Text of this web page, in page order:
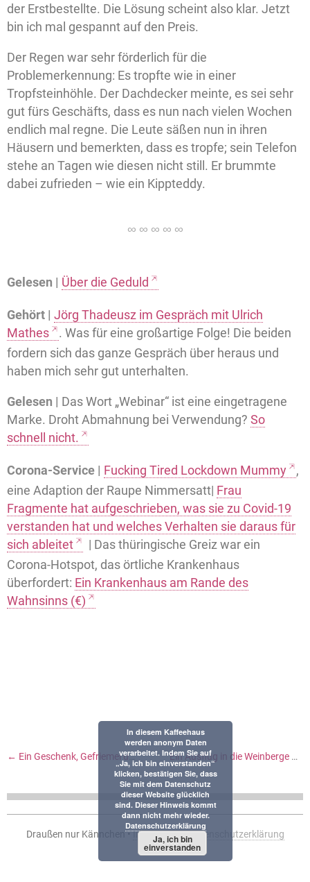
der Erstbestellte. Die Lösung scheint also klar. Jetzt
bin ich mal gespannt auf den Preis.
Der Regen war sehr förderlich für die
Problemerkennung: Es tropfte wie in einer
Tropfsteinhöhle. Der Dachdecker meinte, es sei sehr
gut fürs Geschäfts, dass es nun nach vielen Wochen
endlich mal regne. Die Leute säßen nun in ihren
Häusern und bemerkten, dass es tropfe; sein Telefon
stehe an Tagen wie diesen nicht still. Er brummte
dabei zufrieden – wie ein Kippteddy.
Gelesen | Über die Geduld
Gehört | Jörg Thadeusz im Gespräch mit Ulrich
Mathes
. Was für eine großartige Folge! Die beiden
fordern sich das ganze Gespräch über heraus und
haben mich sehr gut unterhalten.
Gelesen | Das Wort „Webinar“ ist eine eingetragene
Marke. Droht Abmahnung bei Verwendung? So
schnell nicht.
Corona-Service | Fucking Tired Lockdown Mummy
,
eine Adaption der Raupe Nimmersatt| Frau
Fragmente hat aufgeschrieben, was sie zu Covid-19
verstanden hat und welches Verhalten sie daraus für
sich ableitet
| Das thüringische Greiz war ein
Corona-Hotspot, das örtliche Krankenhaus
überfordert: Ein Krankenhaus am Rande des
Wahnsinns (€)
← Ein Geschenk, Gefriemel und Mental Load mit Patricia Ein Ausflug in die Weinberge und andere Bemerknisse
Draußen nur Kännchen •Impressum•Datenschutzerklärung
In diesem Kaffeehaus
werden anonym Daten
verarbeitet. Indem Sie auf
„Ja, ich bin einverstanden“
klicken, bestätigen Sie, dass
Sie mit dem Datenschutz
dieser Website glücklich
sind. Dieser Hinweis kommt
dann nicht mehr wieder.
Datenschutzerklärung
Ja, ich bin
einverstanden